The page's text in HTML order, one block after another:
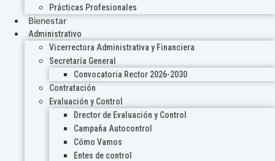
Prácticas Profesionales
Bienestar
Administrativo
Vicerrectora Administrativa y Financiera
Secretaría General
Convocatoria Rector 2026-2030
Contratación
Evaluación y Control
Drector de Evaluación y Control
Campaña Autocontrol
Cómo Vamos
Entes de control